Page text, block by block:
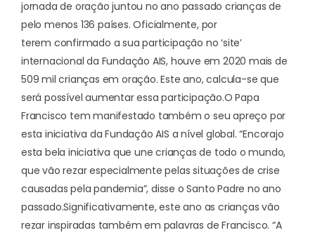
jornada de oração juntou no ano passado crianças de
pelo menos 136 países. Oficialmente, por
terem confirmado a sua participação no ‘site’
internacional da Fundação AIS, houve em 2020 mais de
509 mil crianças em oração. Este ano, calcula-se que
será possível aumentar essa participação.O Papa
Francisco tem manifestado também o seu apreço por
esta iniciativa da Fundação AIS a nível global. “Encorajo
esta bela iniciativa que une crianças de todo o mundo,
que vão rezar especialmente pelas situações de crise
causadas pela pandemia”, disse o Santo Padre no ano
passado.Significativamente, este ano as crianças vão
rezar inspiradas também em palavras de Francisco. “A